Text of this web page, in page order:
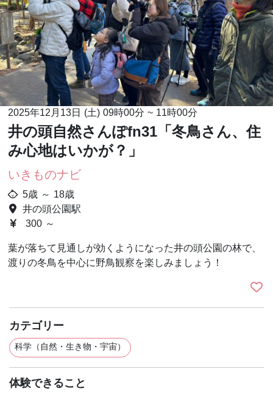
2025年12月13日 (土) 09時00分 ~ 11時00分
井の頭自然さんぽfn31「冬鳥さん、住
み心地はいかが？」
いきものナビ
5歳 ～ 18歳
井の頭公園駅
300 ～
葉が落ちて見通しが効くようになった井の頭公園の林で、
渡りの冬鳥を中心に野鳥観察を楽しみましょう！
カテゴリー
科学（自然・生き物・宇宙）
体験できること